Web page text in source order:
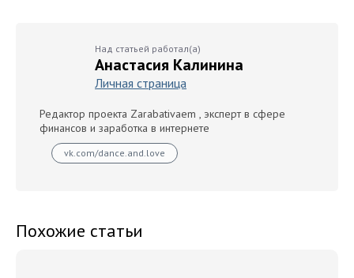
Над статьей работал(а)
Анастасия Калинина
Личная страница
Редактор проекта Zarabativaem , эксперт в сфере
финансов и заработка в интернете
vk.com/dance.and.love
Похожие статьи